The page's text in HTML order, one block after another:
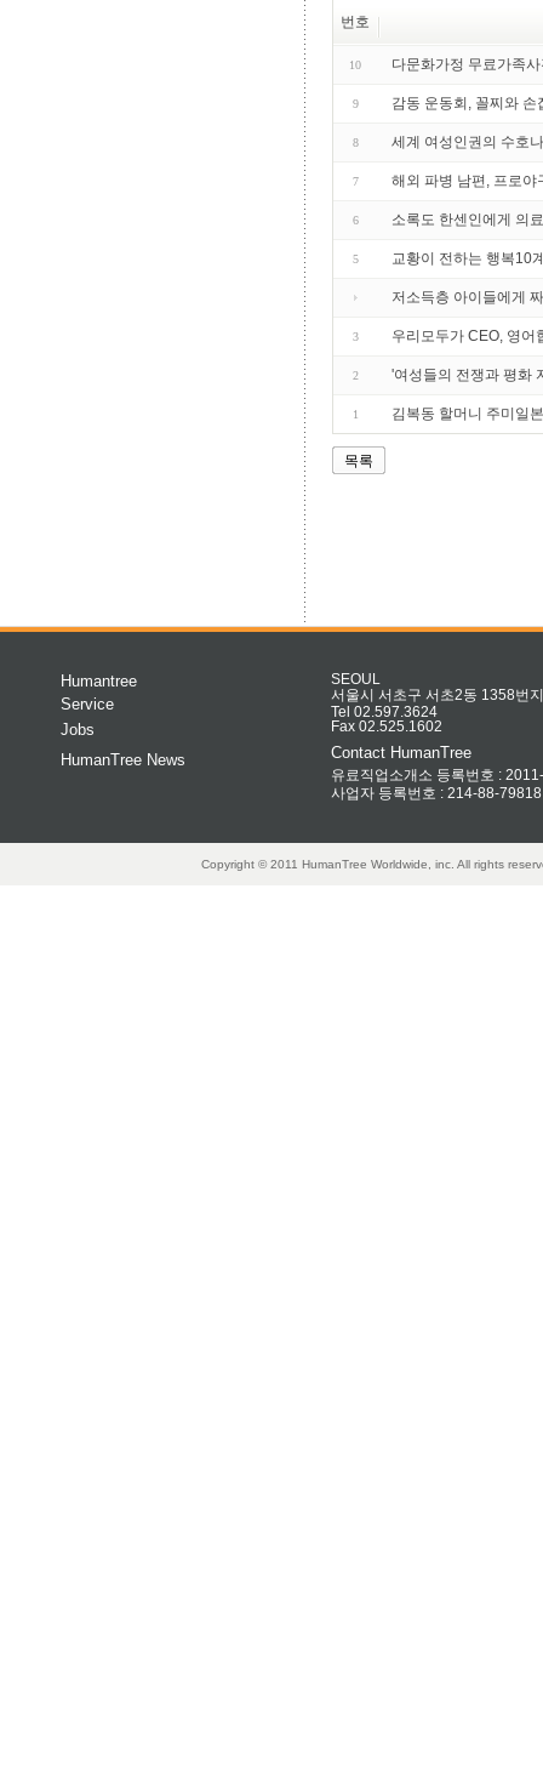
번호
10 다문화가정 무료가족
9 감동 운동회, 꼴찌와
8 세계 여성인권의 수호
7 해외 파병 남편, 프로야
6 소록도 한센인에게 의
5 교황이 전하는 행복10
저소득층 아이들에게
3 우리모두가 CEO, 영어
2 '여성들의 전쟁과 평화
1 김복동 할머니 주미일
목록
Humantree
Service
Jobs
HumanTree News
SEOUL
서울시 서초구 서초2동 1358번
Tel 02.597.3624
Fax 02.525.1602
Contact HumanTree
유료직업소개소 등록번호 :
사업자 등록번호 : 214-88-79818
Copyright © 2011 HumanTree Worldwide, inc. All rights